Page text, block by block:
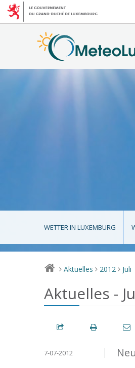
WETTER IN LUXEMBURG
> Aktuelles > 2012 > Juli
Aktuelles -
7-07-2012